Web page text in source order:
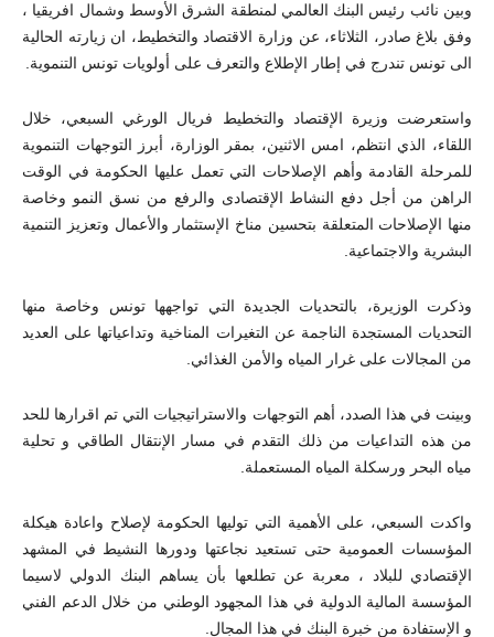
وبين نائب رئيس البنك العالمي لمنطقة الشرق الأوسط وشمال افريقيا ،
وفق بلاغ صادر، الثلاثاء، عن وزارة الاقتصاد والتخطيط، ان زيارته الحالية
الى تونس تندرج في إطار الإطلاع والتعرف على أولويات تونس التنموية.
واستعرضت وزيرة الإقتصاد والتخطيط فريال الورغي السبعي، خلال
اللقاء، الذي انتظم، امس الاثنين، بمقر الوزارة، أبرز التوجهات التنموية
للمرحلة القادمة وأهم الإصلاحات التي تعمل عليها الحكومة في الوقت
الراهن من أجل دفع النشاط الإقتصادى والرفع من نسق النمو وخاصة
منها الإصلاحات المتعلقة بتحسين مناخ الإستثمار والأعمال وتعزيز التنمية
البشرية والاجتماعية.
وذكرت الوزيرة، بالتحديات الجديدة التي تواجهها تونس وخاصة منها
التحديات المستجدة الناجمة عن التغيرات المناخية وتداعياتها على العديد
من المجالات على غرار المياه والأمن الغذائي.
وبينت في هذا الصدد، أهم التوجهات والاستراتيجيات التي تم اقرارها للحد
من هذه التداعيات من ذلك التقدم في مسار الإنتقال الطاقي و تحلية
مياه البحر ورسكلة المياه المستعملة.
واكدت السبعي، على الأهمية التي توليها الحكومة لإصلاح واعادة هيكلة
المؤسسات العمومية حتى تستعيد نجاعتها ودورها النشيط في المشهد
الإقتصادي للبلاد ، معربة عن تطلعها بأن يساهم البنك الدولي لاسيما
المؤسسة المالية الدولية في هذا المجهود الوطني من خلال الدعم الفني
و الإستفادة من خبرة البنك في هذا المجال.